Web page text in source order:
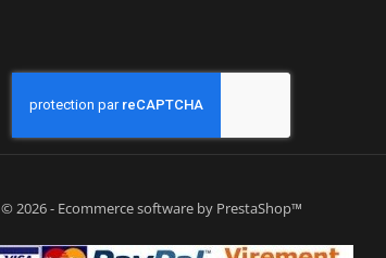
© 2026 - Ecommerce software by PrestaShop™